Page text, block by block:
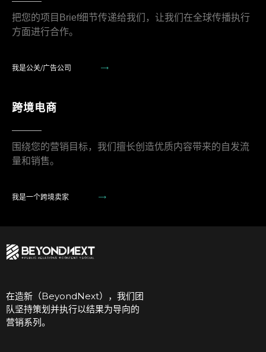
把您的项目Brief细节传递给我们，让我们在全球传播执行
方面进行合作。
我是公关/广告公司
跨境电商
围绕您的营销目标，我们擅长创造优质内容带来的自发流
量和销售。
我是一个跨境卖家
在造新（BeyondNext），我们团
队坚持策划并执行以结果为导向的
营销系列。